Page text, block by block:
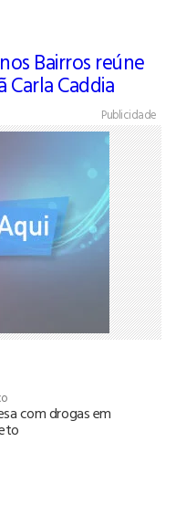
Bairros reúne
Caddia
Publicidade
com drogas em